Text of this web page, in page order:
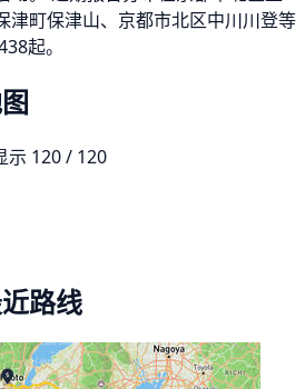
津町保津山、京都市北区中川川登等
起。
示 120 / 120
路线